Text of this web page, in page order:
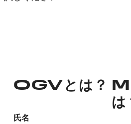
OGVとは？
氏名
は